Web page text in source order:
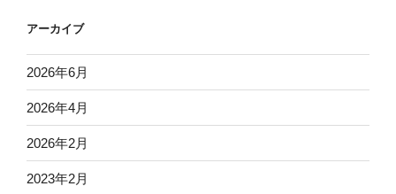
アーカイブ
2026年6月
2026年4月
2026年2月
2023年2月